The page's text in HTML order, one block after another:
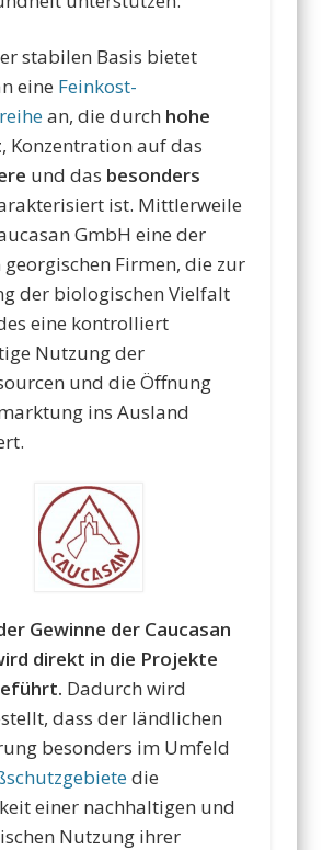
stabilen Basis bietet
eine Feinkost-
an, die durch hohe
, Konzentration auf das
und das besonders
ist. Mittlerweile
GmbH eine der
Firmen, die zur
der biologischen Vielfalt
eine kontrolliert
Nutzung der
und die Öffnung
ins Ausland
Gewinne der Caucasan
direkt in die Projekte
Dadurch wird
dass der ländlichen
besonders im Umfeld
die
einer nachhaltigen und
Nutzung ihrer